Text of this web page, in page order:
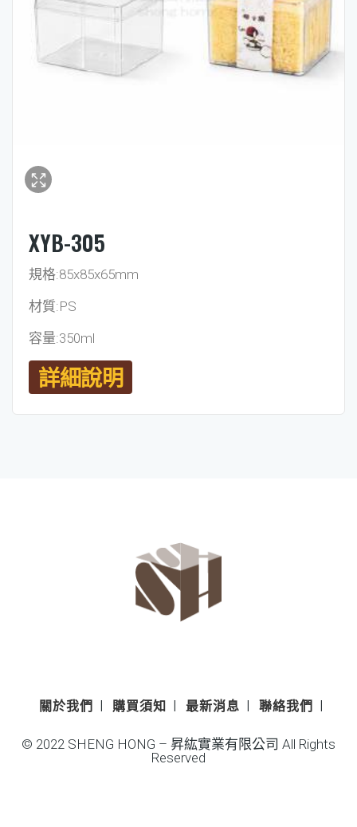
XYB-305
規格:85x85x65mm
材質:PS
容量:350ml
詳細說明
關於我們 購買須知 最新消息 聯絡我們
© 2022 SHENG HONG – 昇紘實業有限公司 All Rights
Reserved